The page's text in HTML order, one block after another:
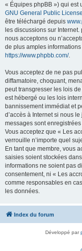
« Équipes phpBB ») qui est
GNU General Public
être téléchargé depuis
les discussions sur
nous acceptons ou
de plus amples
https://www.phpbb.com/.
Vous acceptez de ne pas
diffamatoire, choquant,
peut transgresser les lois
est hébergé ou les lois
bannissement immédiat et
d’accès à Internet si nous
messages sont
Vous acceptez que « Les
verrouille n’importe quel
En tant que membre, vous
saisies soient stockées
informations ne soient pas
consentement, ni « Les
comme responsables en
les données.
Index du forum
Développé par